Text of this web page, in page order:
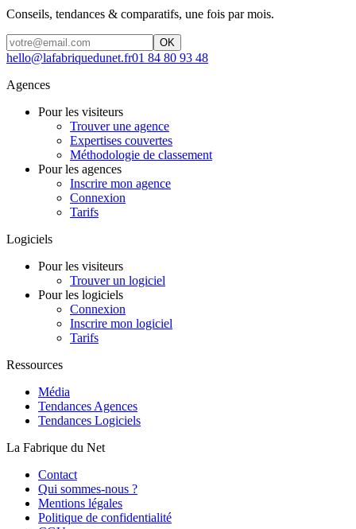
Conseils, tendances & comparatifs, une fois par mois.
OK
hello@lafabriquedunet.fr01 84 80 93 48
Agences
Pour les visiteurs
Trouver une agence
Expertises couvertes
Méthodologie de classement
Pour les agences
Inscrire mon agence
Connexion
Tarifs
Logiciels
Pour les visiteurs
Trouver un logiciel
Pour les logiciels
Connexion
Inscrire mon logiciel
Tarifs
Ressources
Média
Tendances Agences
Tendances Logiciels
La Fabrique du Net
Contact
Qui sommes-nous ?
Mentions légales
Politique de confidentialité